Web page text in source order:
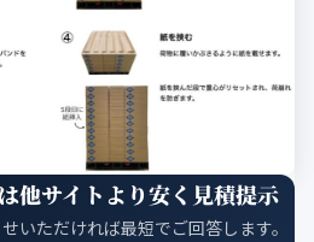
他サイトより安く見積提示
いただければ最短でご回答します。